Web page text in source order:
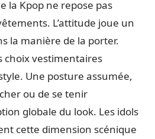
la Kpop ne repose pas
L’attitude joue un
la manière de la porter.
choix vestimentaires
Une posture assumée,
ou de se tenir
globale du look. Les idols
cette dimension scénique